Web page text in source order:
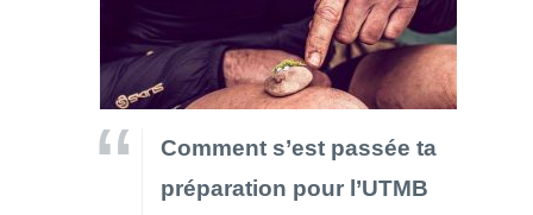
Comment s’est passée ta
préparation pour l’UTMB